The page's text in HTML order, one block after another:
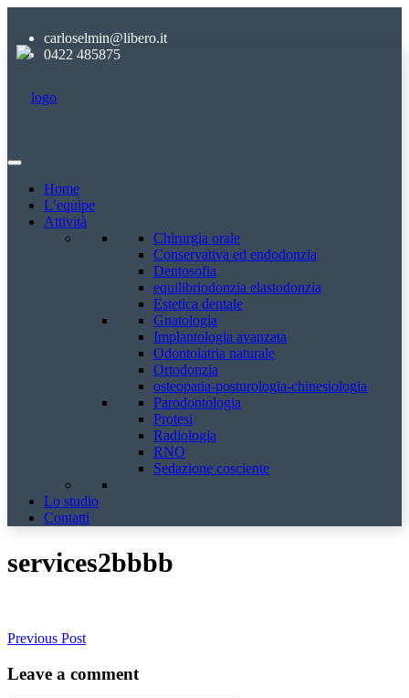
carloselmin@libero.it
0422 485875
Home
L’equipe
Attività
Chirurgia orale
Conservativa ed endodonzia
Dentosofia
equilibriodonzia elastodonzia
Estetica dentale
Gnatologia
Implantologia avanzata
Odontoiatria naturale
Ortodonzia
osteopatia-posturologia-chinesiologia
Parodontologia
Protesi
Radiologia
RNO
Sedazione cosciente
Lo studio
Contatti
services2bbbb
Previous Post
Leave a comment